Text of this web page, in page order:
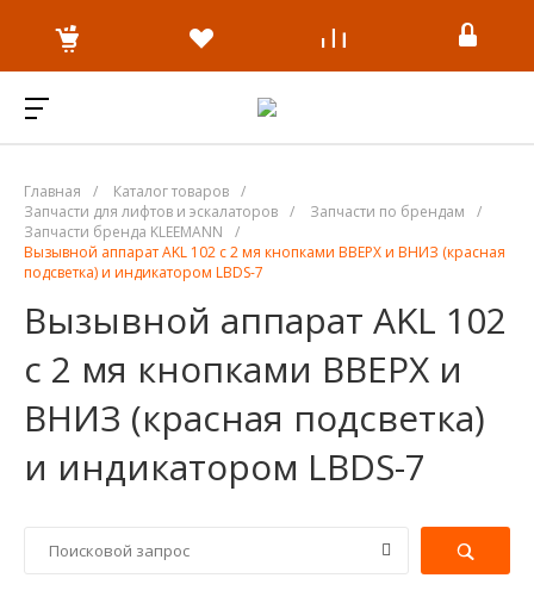
Главная / Каталог товаров /
Запчасти для лифтов и эскалаторов / Запчасти по брендам
/
Запчасти бренда KLEEMANN
/
Вызывной аппарат AKL 102 с 2 мя кнопками ВВЕРХ и ВНИЗ (красная
подсветка) и индикатором LBDS-7
Вызывной аппарат AKL 102
с 2 мя кнопками ВВЕРХ и
ВНИЗ (красная подсветка)
и индикатором LBDS-7